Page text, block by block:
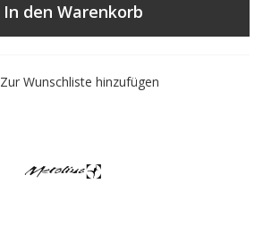
In den Warenkorb
Zur Wunschliste hinzufügen